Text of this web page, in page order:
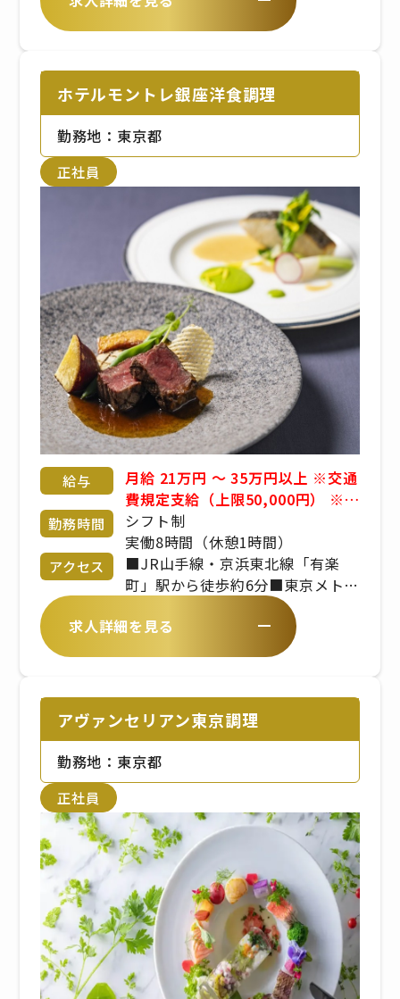
※平日は10:00〜16:00（平均実働
「汐留駅」新橋駅方面出口より徒
■地下鉄 都営浅草線
「新橋駅」JR・汐留側改札より徒
歩3分。
■地下鉄 東京メトロ銀座線
「新橋駅」JR方面改札口より徒歩
■ゆりかもめ
「汐留駅」東出口より徒歩2分。
ホテルモントレ銀座洋食調理
勤務地：東京都
正社員
給与
月給 21万円 〜 35万円以上 ※交通
費規定支給（上限50,000円） ※賞
与2回（業績による） ※経験・年
齢・能力考慮 応相談 ※昇給あり
勤務時間
シフト制
実働8時間（休憩1時間）
アクセス
■JR山手線・京浜東北線「有楽
町」駅から徒歩約6分■東京メトロ
有楽町線「銀座一丁目」駅から徒
歩約3分
求人詳細を見る
アヴァンセリアン東京調理
勤務地：東京都
正社員